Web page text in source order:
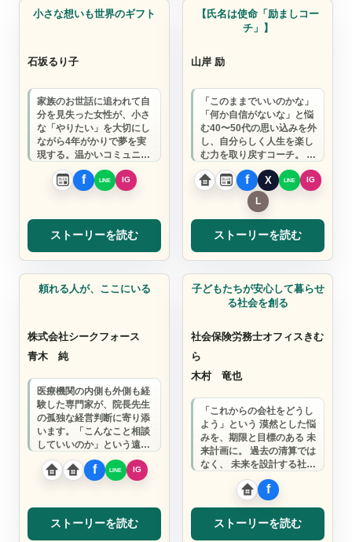
小さな想いも世界のギフト
石坂るり子
家族のお世話に追われて自
分を見失った女性が、小さ
な「やりたい」を大切にし
ながら4年がかりで夢を実
現する。温かいコミュニテ
ィで一緒に成長しません
ストーリーを読む
【氏名は使命「励ましコー
チ」】
山岸 励
「このままでいいのかな」
「何か自信がないな」と悩
む40〜50代の思い込みを外
し、自分らしく人生を楽し
む力を取り戻すコーチ。 そ
の名の通り『励まし』をテ
ーマに、一…
ストーリーを読む
医療ディーラー
頼れる人が、ここにいる
株式会社シークフォース
青木 純
医療機関の内側も外側も経
験した専門家が、院長先生
の孤独な経営判断に寄り添
います。「こんなこと相談
していいのか」という遠慮
は、一切不要です。
ストーリーを読む
社会保険労務士
子どもたちが安心して暮らせ
る社会を創る
社会保険労務士オフィスきむ
ら
木村 竜也
「これからの会社をどうし
よう」という 漠然とした悩
みを、期限と目標のある 未
来計画に。 過去の清算では
なく、 未来を設計する社労
士として、 あなたの想いを
ストーリーを読む